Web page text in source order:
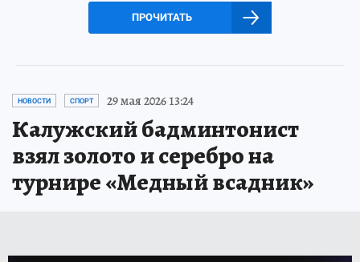
ПРОЧИТАТЬ
НОВОСТИ СПОРТ 29 мая 2026 13:24
Калужский бадминтонист
взял золото и серебро на
турнире «Медный всадник»